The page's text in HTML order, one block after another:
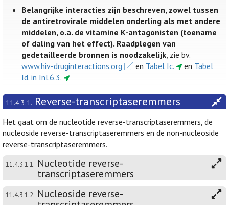
Belangrijke interacties zijn beschreven, zowel tussen
de antiretrovirale middelen onderling als met andere
middelen, o.a. de vitamine K-antagonisten (toename
of daling van het effect). Raadplegen van
gedetailleerde bronnen is noodzakelijk, zie bv.
www.hiv-druginteractions.org
en Tabel Ic. en Tabel
Id. in Inl.6.3.
11.4.3.1. Reverse-transcriptaseremmers
Het gaat om de nucleotide reverse-transcriptaseremmers, de
nucleoside reverse-transcriptaseremmers en de non-nucleoside
reverse-transcriptaseremmers.
11.4.3.1.1. Nucleotide reverse-
transcriptaseremmers
11.4.3.1.2. Nucleoside reverse-